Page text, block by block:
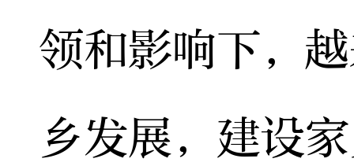
领和影响下，
乡发展，建设